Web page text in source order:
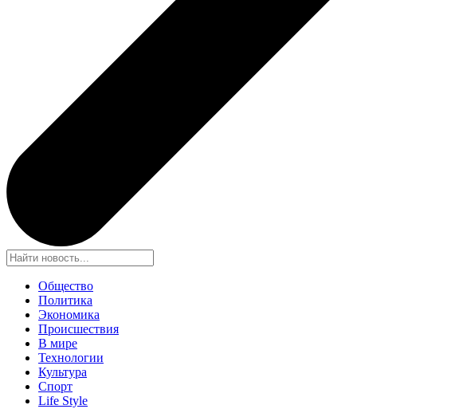
Общество
Политика
Экономика
Происшествия
В мире
Технологии
Культура
Спорт
Life Style